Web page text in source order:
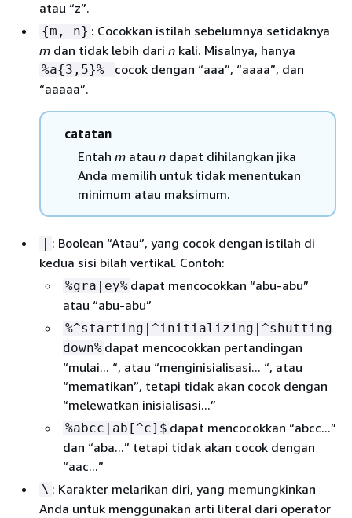
atau “z”.
{m, n} : Cocokkan istilah sebelumnya setidaknya
m dan tidak lebih dari n kali. Misalnya, hanya
%a{3,5}%
cocok dengan “aaa”, “aaaa”, dan
“aaaaa”.
catatan
Entah m atau n dapat dihilangkan jika
Anda memilih untuk tidak menentukan
minimum atau maksimum.
| : Boolean “Atau”, yang cocok dengan istilah di
kedua sisi bilah vertikal. Contoh:
%gra|ey% dapat mencocokkan “abu-abu”
atau “abu-abu”
%^starting|^initializing|^shutting
down% dapat mencocokkan pertandingan
“mulai... “, atau “menginisialisasi... “, atau
“mematikan”, tetapi tidak akan cocok dengan
“melewatkan inisialisasi...”
%abcc|ab[^c]$ dapat mencocokkan “abcc...”
dan “aba...” tetapi tidak akan cocok dengan
“aac...”
\ : Karakter melarikan diri, yang memungkinkan
Anda untuk menggunakan arti literal dari operator